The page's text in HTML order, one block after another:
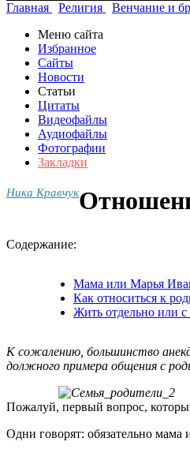
Главная
Религия Венчание и
Меню сайта
Избранное
Сайты
Новости
Статьи
Цитаты
Видеофайлы
Аудиофайлы
Фотографии
Закладки
Ника Кравчук
Содержание:
Мама или Марья
Как относиться к
Жить отдельно или с
К сожалению, большинство
должного примера общения с
Пожалуй, первый вопрос,
Одни говорят: обязательно мама